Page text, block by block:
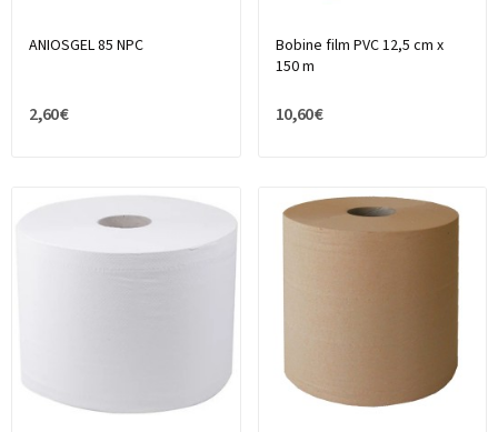
ANIOSGEL 85 NPC
2,60 €
Bobine film PVC 12,5 cm x
150 m
10,60 €